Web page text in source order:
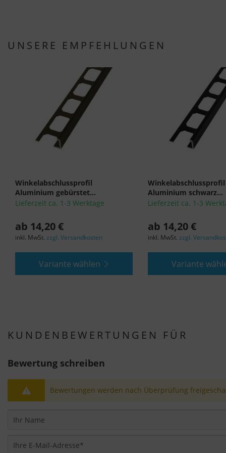
UNSERE EMPFEHLUNGEN
Winkelabschlussprofil
Aluminium gebürstet...
Lieferzeit ca. 1-3 Werktage
ab 14,20 €
inkl. MwSt. zzgl. Versandkosten
Variante wählen
Winkelabschlussprofil
Aluminium schwarz...
Lieferzeit ca. 1-3
ab 14,20 €
inkl. MwSt. zzgl.
Variante
KUNDENBEWERTUNGEN FÜR
Bewertung schreiben
Bewertungen werden nach Überprüfung